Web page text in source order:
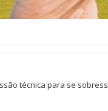
técnica para se